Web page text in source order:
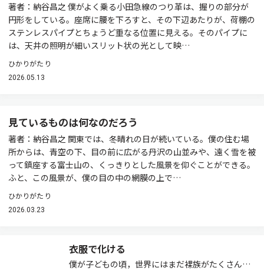
著者：納谷昌之 僕がよく乗る小田急線のつり革は、握りの部分が
円形をしている。座席に腰を下ろすと、その下辺あたりが、荷棚の
ステンレスパイプとちょうど重なる位置に見える。そのパイプに
は、天井の照明が細いスリット状の光として映…
ひかりがたり
2026.05.13
見ているものは何なのだろう
著者：納谷昌之 関東では、冬晴れの日が続いている。僕の住む場
所からは、青空の下、目の前に広がる丹沢の山並みや、遠く雪を被
って鎮座する富士山の、くっきりとした風景を仰ぐことができる。
ふと、この風景が、僕の目の中の網膜の上で…
ひかりがたり
2026.03.23
衣服で化ける
僕が子どもの頃，世界にはまだ裸族がたくさん住